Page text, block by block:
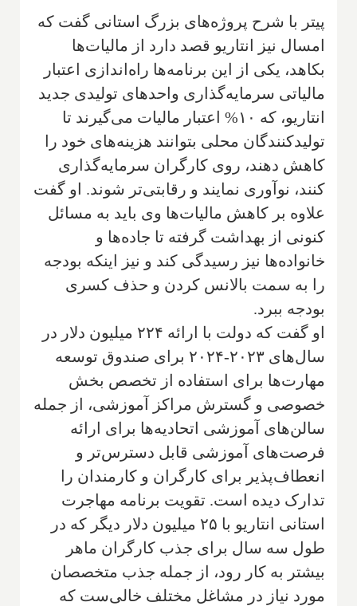
پیتر با شرح پروژه‌های بزرگ استانی گفت که
امسال نیز انتاریو قصد دارد از مالیات‌ها
بکاهد، یکی از این برنامه‌ها راه‌اندازی اعتبار
مالیاتی سرمایه‌گذاری واحدهای تولیدی جدید
انتاریو، که ۱۰% اعتبار مالیات می‌گیرند تا
تولیدکنندگان محلی بتوانند هزینه‌های خود را
کاهش دهند، روی کارگران سرمایه‌گذاری
کنند، نوآوری نمایند و رقابتی‌تر شوند. او گفت
علاوه بر کاهش مالیات‌ها وی باید به مسائل
کنونی از بهداشت گرفته تا جاده‌ها و
خانواده‌ها نیز رسیدگی کند و نیز اینکه بودجه
را به سمت بالانس کردن و حذف کسری
بودجه ببرد.
او گفت که دولت با ارائه ۲۲۴ میلیون دلار در
سال‌های ۲۰۲۳-۲۰۲۴ برای صندوق توسعه
مهارت‌ها برای استفاده از تخصص بخش
خصوصی و گسترش مراکز آموزشی، از جمله
سالن‌های آموزشی اتحادیه‌ها برای ارائه
فرصت‌های آموزشی قابل دسترس‌تر و
انعطاف‌پذیر برای کارگران و کارمندان را
تدارک دیده است. تقویت برنامه مهاجرت
استانی انتاریو با ۲۵ میلیون دلار دیگر که در
طول سه سال برای جذب کارگران ماهر
بیشتر به کار رود، از جمله جذب متخصصان
مورد نیاز در مشاغل مختلف خالی‌ست که